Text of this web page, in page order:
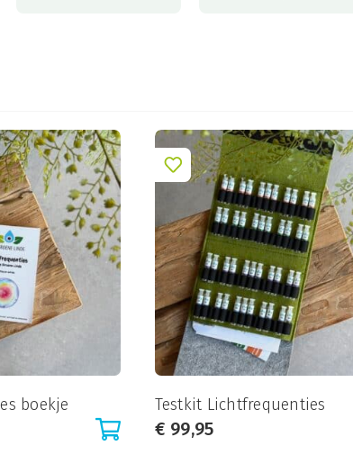
boekje
Testkit Lichtfrequenties
€ 99,95